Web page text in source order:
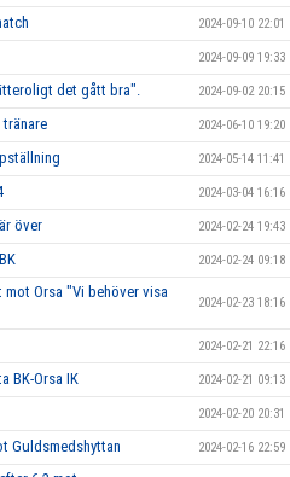
2024-09-10 22:01
2024-09-09 19:33
det gått bra". 2024-09-02 20:15
tränare 2024-06-10 19:20
2024-05-14 11:41
2024-03-04 16:16
över 2024-02-24 19:43
2024-02-24 09:18
Orsa "Vi behöver visa
2024-02-23 18:16
2024-02-21 22:16
BK-Orsa IK 2024-02-21 09:13
2024-02-20 20:31
Guldsmedshyttan 2024-02-16 22:59